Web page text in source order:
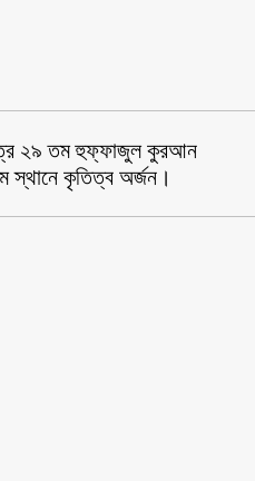
২৯ তম হুফ্ফাজুল কুরআন
স্থানে কৃতিত্ব অর্জন।